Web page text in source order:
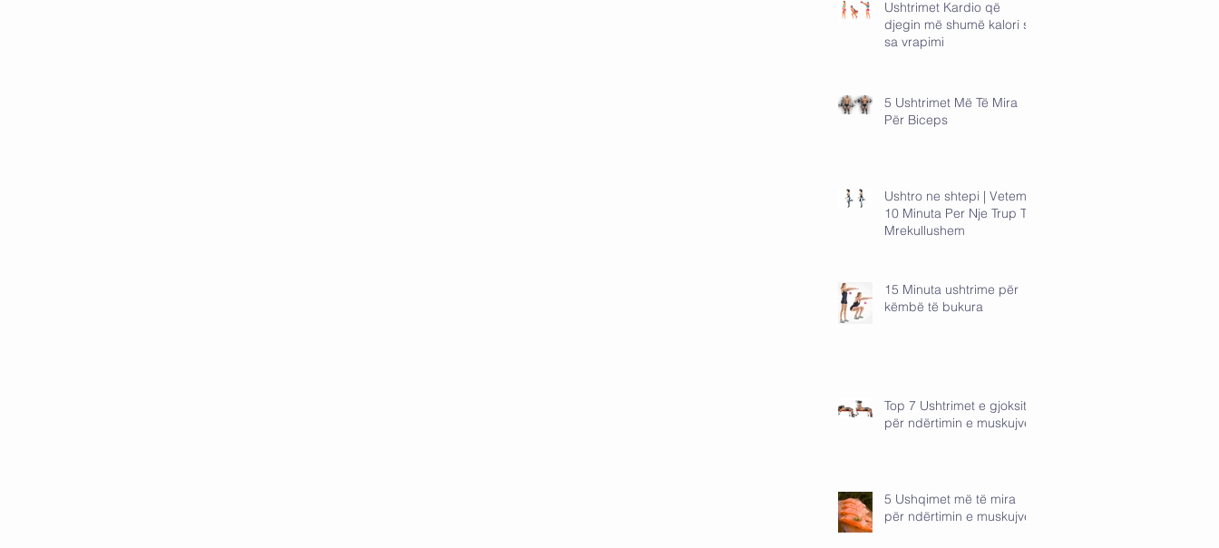
Ushtrimet Kardio që
djegin më shumë kalori se
sa vrapimi
5 Ushtrimet Më Të Mira
Për Biceps
Ushtro ne shtepi | Vetem
10 Minuta Per Nje Trup Te
Mrekullushem
15 Minuta ushtrime për
këmbë të bukura
Top 7 Ushtrimet e gjoksit
për ndërtimin e muskujve
5 Ushqimet më të mira
për ndërtimin e muskujve